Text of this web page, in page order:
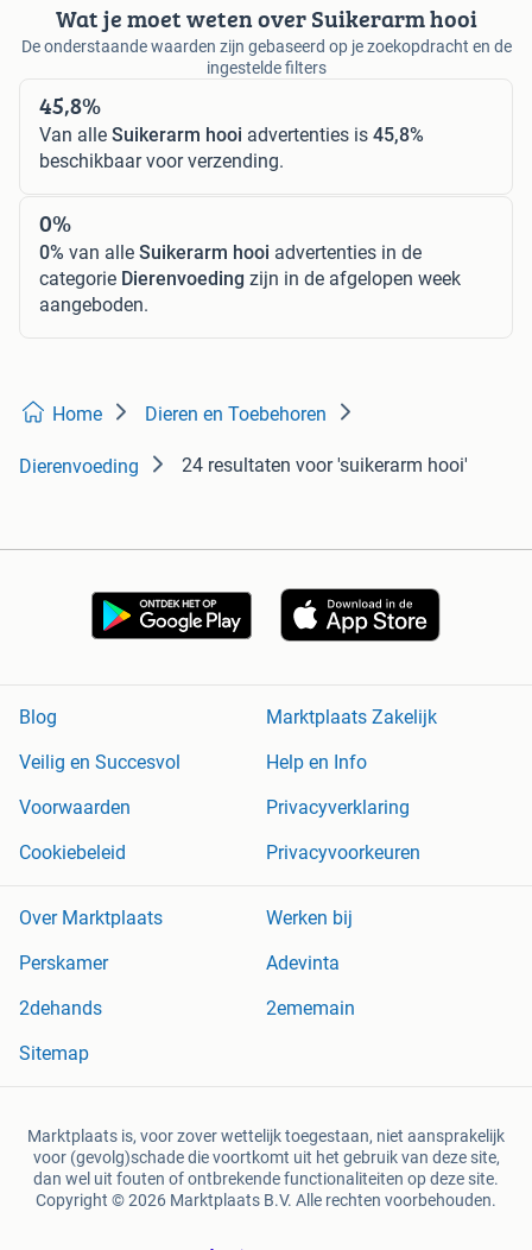
Wat je moet weten over Suikerarm hooi
De onderstaande waarden zijn gebaseerd op je zoekopdracht en de
ingestelde filters
45,8%
Van alle Suikerarm hooi advertenties is 45,8%
beschikbaar voor verzending.
0%
0% van alle Suikerarm hooi advertenties in de
categorie Dierenvoeding zijn in de afgelopen week
aangeboden.
Home Dieren en Toebehoren
Dierenvoeding 24 resultaten voor 'suikerarm hooi'
Blog
Marktplaats Zakelijk
Veilig en Succesvol
Help en Info
Voorwaarden
Privacyverklaring
Cookiebeleid
Privacyvoorkeuren
Over Marktplaats
Werken bij
Perskamer
Adevinta
2dehands
2ememain
Sitemap
Marktplaats is, voor zover wettelijk toegestaan, niet aansprakelijk
voor (gevolg)schade die voortkomt uit het gebruik van deze site,
dan wel uit fouten of ontbrekende functionaliteiten op deze site.
Copyright © 2026 Marktplaats B.V. Alle rechten voorbehouden.